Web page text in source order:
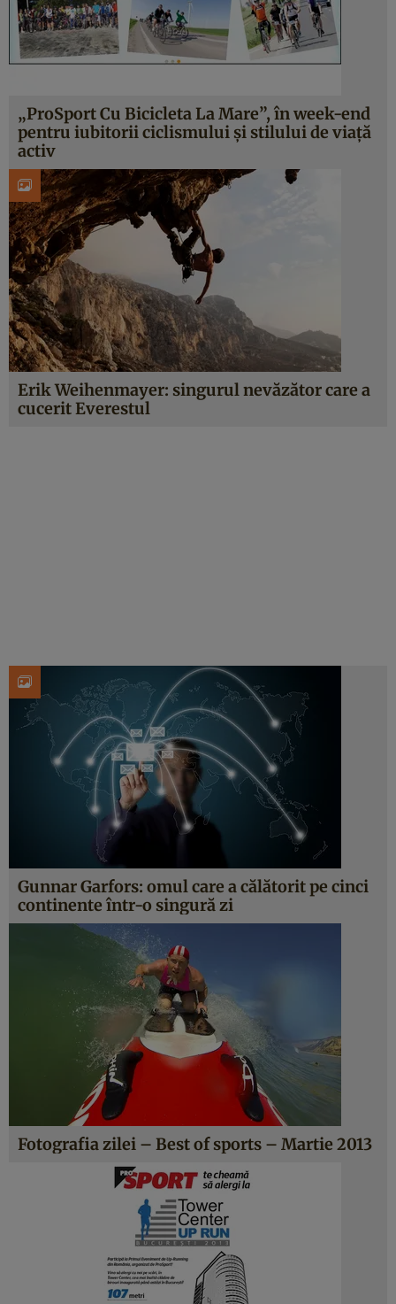
„ProSport Cu Bicicleta La Mare”, în week-end
pentru iubitorii ciclismului şi stilului de viaţă
activ
Erik Weihenmayer: singurul nevăzător care a
cucerit Everestul
Gunnar Garfors: omul care a călătorit pe cinci
continente într-o singură zi
Fotografia zilei – Best of sports – Martie 2013